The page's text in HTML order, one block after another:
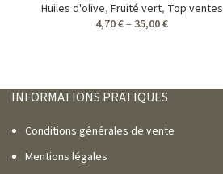
Huiles d'olive, Fruité vert, Top ventes
4,70€– 35,00€
INFORMATIONS PRATIQUES
Conditions générales de vente
Mentions légales